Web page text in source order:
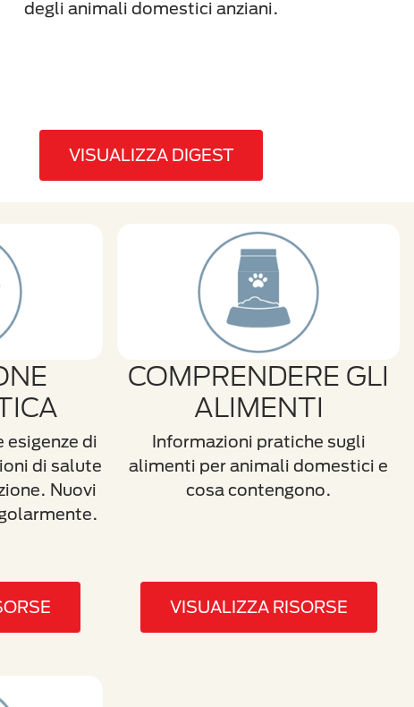
degli animali domestici anziani.
VISUALIZZA DIGEST
di
di salute
Nuovi
COMPRENDERE GLI
ALIMENTI
Informazioni pratiche sugli
alimenti per animali domestici e
cosa contengono.
VISUALIZZA RISORSE